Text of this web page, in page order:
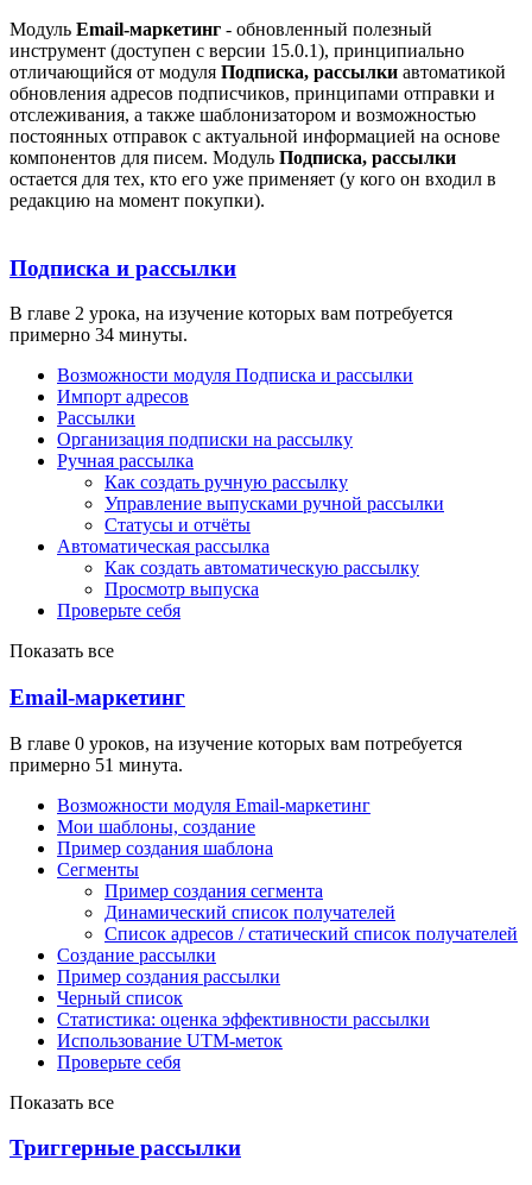
Модуль Email-маркетинг - обновленный полезный
инструмент (доступен c версии 15.0.1), принципиально
отличающийся от модуля Подписка, рассылки автоматикой
обновления адресов подписчиков, принципами отправки и
отслеживания, а также шаблонизатором и возможностью
постоянных отправок с актуальной информацией на основе
компонентов для писем. Модуль Подписка, рассылки
остается для тех, кто его уже применяет (у кого он входил в
редакцию на момент покупки).
Подписка и рассылки
В главе 2 урока, на изучение которых вам потребуется
примерно 34 минуты.
Возможности модуля Подписка и рассылки
Импорт адресов
Рассылки
Организация подписки на рассылку
Ручная рассылка
Как создать ручную рассылку
Управление выпусками ручной рассылки
Статусы и отчёты
Автоматическая рассылка
Как создать автоматическую рассылку
Просмотр выпуска
Проверьте себя
Показать все
Email-маркетинг
В главе 0 уроков, на изучение которых вам потребуется
примерно 51 минута.
Возможности модуля Email-маркетинг
Мои шаблоны, создание
Пример создания шаблона
Сегменты
Пример создания сегмента
Динамический список получателей
Список адресов / статический список получателей
Создание рассылки
Пример создания рассылки
Черный список
Статистика: оценка эффективности рассылки
Использование UTM-меток
Проверьте себя
Показать все
Триггерные рассылки